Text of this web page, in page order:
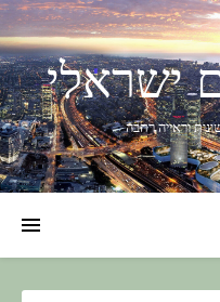
ישראלי
וראייה רחבה